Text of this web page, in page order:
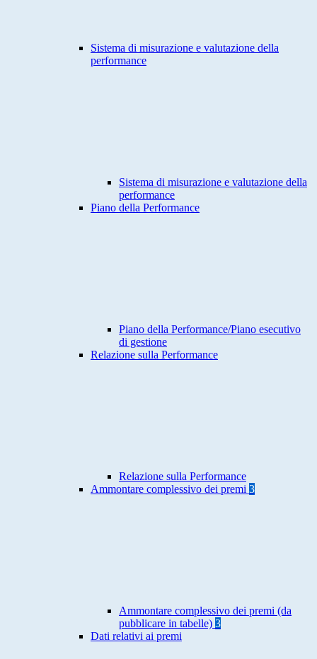
Sistema di misurazione e valutazione della
performance
Sistema di misurazione e valutazione della
performance
Piano della Performance
Piano della Performance/Piano esecutivo
di gestione
Relazione sulla Performance
Relazione sulla Performance
Ammontare complessivo dei premi 3
Ammontare complessivo dei premi (da
pubblicare in tabelle) 3
Dati relativi ai premi